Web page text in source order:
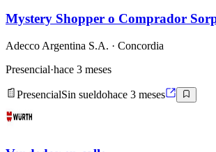
Mystery Shopper o Comprador
Adecco Argentina S.A. · Concordia
Presencial·hace 3 meses
PresencialSin sueldohace 3 meses